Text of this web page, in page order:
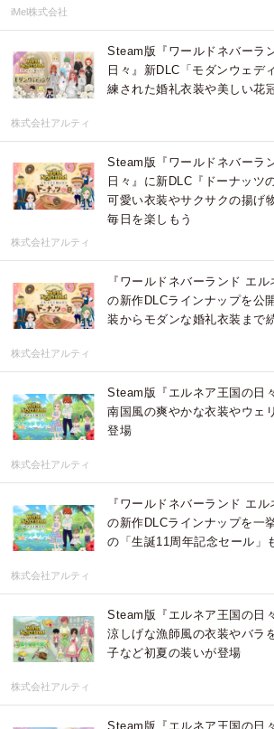
iMel株式会社
Steam版『ワールドネバーラ
日々』新DLC「モダンウェデ
練された婚礼衣装や美しい花
株式会社アルティ
Steam版『ワールドネバーラ
日々』に新DLC『ドーナッツ
可愛い衣装やサクサクの揚げ
毎日を楽しもう
株式会社アルティ
『ワールドネバーランド エ
の新作DLCラインナップを公
装からモダンな婚礼衣装まで
株式会社アルティ
Steam版『エルネア王国の日
南国風の爽やかな衣装やウェ
登場
株式会社アルティ
『ワールドネバーランド エ
の新作DLCラインナップを一
の「生誕11周年記念セール」
株式会社アルティ
Steam版『エルネア王国の日
涼しげな漁師風の衣装やバラ
子など初夏の装いが登場
株式会社アルティ
Steam版『エルネア王国の日